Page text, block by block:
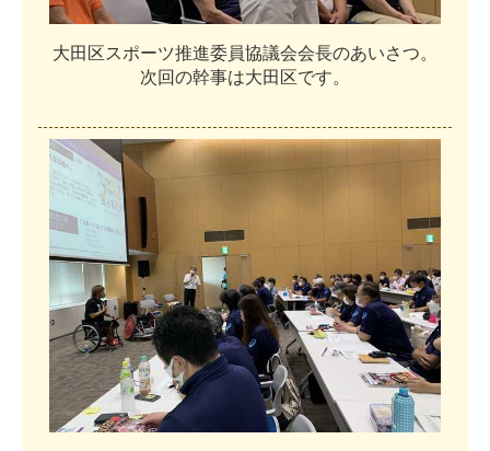
大田 区スポーツ推進委員協議会会長のあいさつ。
次回の幹事は大田 区です。